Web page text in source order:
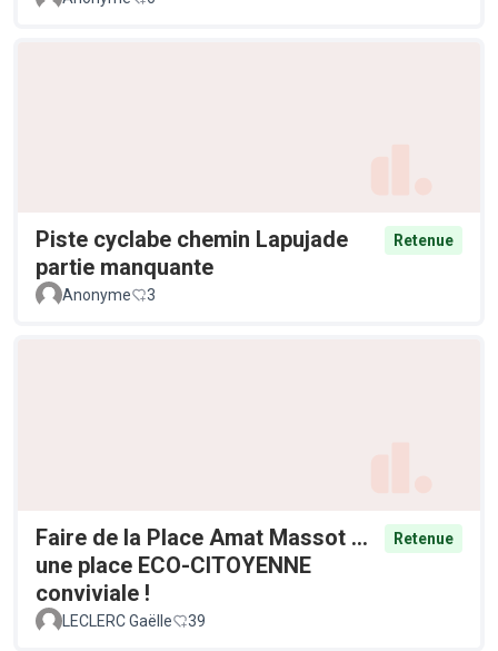
Piste cyclabe chemin Lapujade
partie manquante
Retenue
Anonyme 3
Faire de la Place Amat Massot ...
une place ECO-CITOYENNE
conviviale !
Retenue
LECLERC Gaëlle 39